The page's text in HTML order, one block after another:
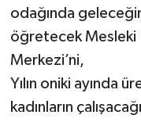
odağında
öğretecek Mesleki
Merkezi’ni,
Yılın oniki ayında
kadınların